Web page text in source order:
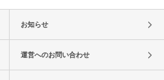
お知らせ
運営へのお問い合わせ